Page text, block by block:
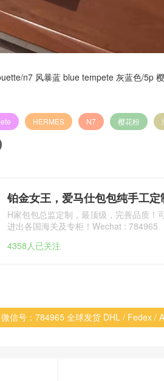
n7 风暴蓝 blue tempete 灰蓝色/5p
HERMES N7 樱花粉
铂金女王，爱马仕包包纯手工定
H家包包总监定制，最顶级，完善品质！
进出各国海关及专柜！Wechat : 784965
4358人已关注
信号：784965 全球发货 DHL / Fedex /